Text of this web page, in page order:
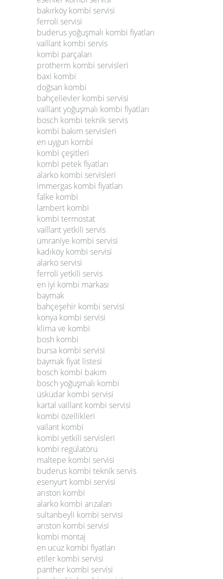
bakırköy kombi servisi
ferroli servisi
buderus yoğuşmalı kombi fiyatları
vaillant kombi servis
kombi parçaları
protherm kombi servisleri
baxi kombi
doğsan kombi
bahçelievler kombi servisi
vaillant yoğuşmalı kombi fiyatları
bosch kombi teknik servis
kombi bakım servisleri
en uygun kombi
kombi çeşitleri
kombi petek fiyatları
alarko kombi servisleri
immergas kombi fiyatları
falke kombi
lambert kombi
kombi termostat
vaillant yetkili servis
ümraniye kombi servisi
kadıköy kombi servisi
alarko servisi
ferroli yetkili servis
en iyi kombi markası
baymak
bahçeşehir kombi servisi
konya kombi servisi
klima ve kombi
bosh kombi
bursa kombi servisi
baymak fiyat listesi
bosch kombi bakım
bosch yoğuşmalı kombi
üsküdar kombi servisi
kartal vaillant kombi servisi
kombi özellikleri
vailant kombi
kombi yetkili servisleri
kombi regülatörü
maltepe kombi servisi
buderus kombi teknik servis
esenyurt kombi servisi
arıston kombi
alarko kombi arızaları
sultanbeyli kombi servisi
arıston kombi servisi
kombi montaj
en ucuz kombi fiyatları
etiler kombi servisi
panther kombi servisi